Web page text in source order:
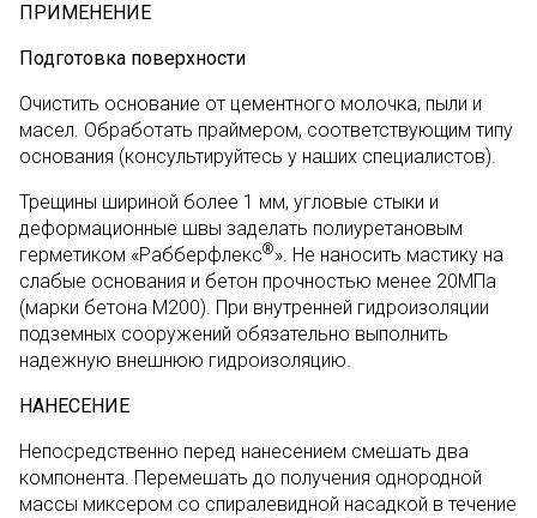
ПРИМЕНЕНИЕ
Подготовка поверхности
Очистить основание от цементного молочка, пыли и
масел. Обработать праймером, соответствующим типу
основания (консультируйтесь у наших специалистов).
Трещины шириной более 1 мм, угловые стыки и
деформационные швы заделать полиуретановым
герметиком «Рабберфлекс®». Не наносить мастику на
слабые основания и бетон прочностью менее 20МПа
(марки бетона М200). При внутренней гидроизоляции
подземных сооружений обязательно выполнить
надежную внешнюю гидроизоляцию.
НАНЕСЕНИЕ
Непосредственно перед нанесением смешать два
компонента. Перемешать до получения однородной
массы миксером со спиралевидной насадкой в течение